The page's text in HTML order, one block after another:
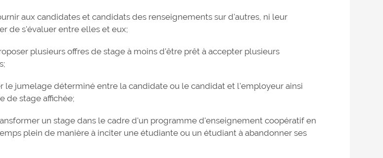
aux candidates et candidats des renseignements sur d'autres, ni leur
de s'évaluer entre elles et eux;
plusieurs offres de stage à moins d'être prêt à accepter plusieurs
le jumelage déterminé entre la candidate ou le candidat et l'employeur ainsi
de stage affichée;
un stage dans le cadre d'un programme d'enseignement coopératif en
plein de manière à inciter une étudiante ou un étudiant à abandonner ses